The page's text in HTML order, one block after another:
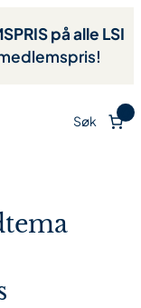
på alle LSI
Søk